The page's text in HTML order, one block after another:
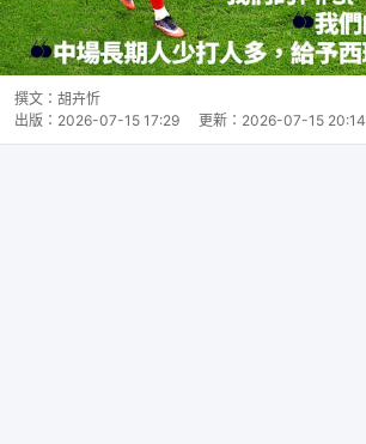
撰文： 胡卉忻
出版： 2026-07-15 17:29 更新： 2026-07-15 20:14